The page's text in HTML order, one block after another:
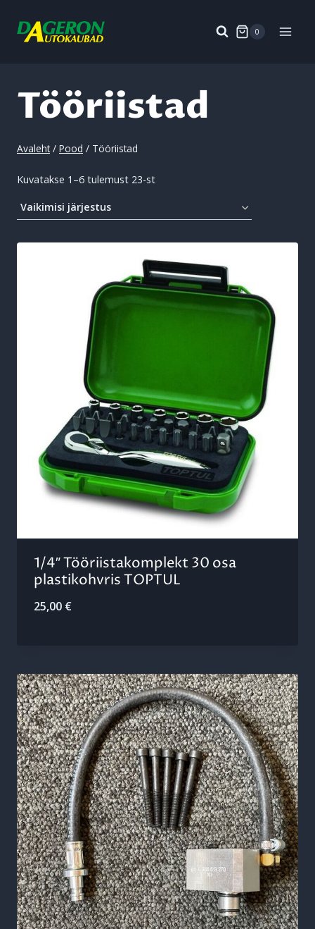
0
Tööriistad
Avaleht / Pood / Tööriistad
Kuvatakse 1–6 tulemust 23-st
1/4″ Tööriistakomplekt 30 osa
plastikohvris TOPTUL
25,00 €